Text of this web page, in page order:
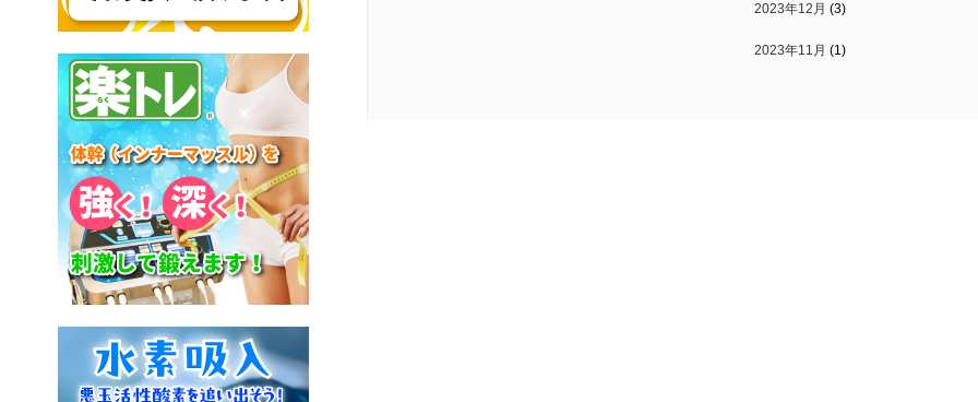
2023年12月 (3)
2023年11月 (1)